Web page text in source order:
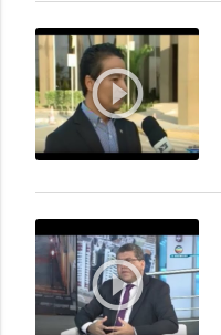
play_circle_outline
play_circle_outline